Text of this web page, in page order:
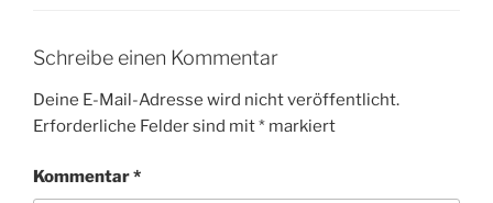
Schreibe einen Kommentar
Deine E-Mail-Adresse wird nicht veröffentlicht.
Erforderliche Felder sind mit* markiert
Kommentar*